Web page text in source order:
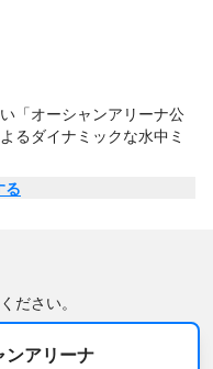
「オーシャンアリーナ公
るダイナミックな水中ミ
ュルボン）」の見事な景
る
ださい。
ンアリーナ